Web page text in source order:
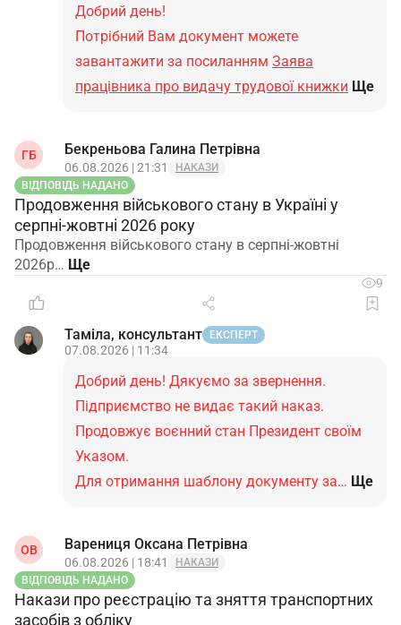
Добрий день!
Потрібний Вам документ можете
завантажити за посиланням Заява
працівника про видачу трудової книжки Ще
ГБ Бекреньова Галина Петрівна
06.08.2026 | 21:31
НАКАЗИ
ВІДПОВІДЬ НАДАНО
Продовження військового стану в Україні у
серпні-жовтні 2026 року
Продовження військового стану в серпні-жовтні
2026р…
9
Таміла, консультант ЕКСПЕРТ
07.08.2026 | 11:34
Добрий день! Дякуємо за звернення.
Підприємство не видає такий наказ.
Продовжує воєнний стан Президент своїм
Указом.
Для отримання шаблону документу за… Ще
ОВ Варениця Оксана Петрівна
06.08.2026 | 18:41
НАКАЗИ
ВІДПОВІДЬ НАДАНО
Накази про реєстрацію та зняття транспортних
засобів з обліку